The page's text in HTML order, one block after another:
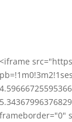
<iframe
frameborder="0"